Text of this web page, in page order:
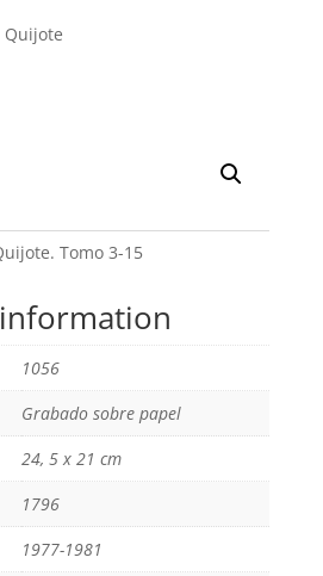
Tomo 3-15
1056
Grabado sobre papel
24, 5 x 21 cm
1796
1977-1981